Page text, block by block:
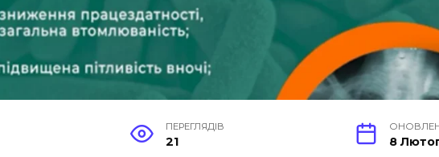
ПЕРЕГЛЯДІВ
21 8